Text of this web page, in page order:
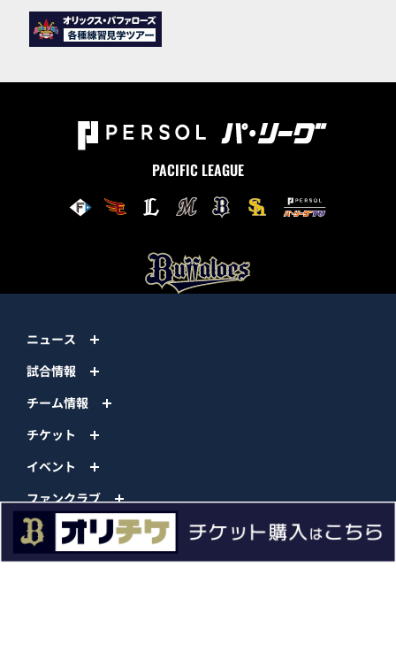
PACIFIC LEAGUE
ニュース
試合情報
チーム情報
チケット
イベント
ファンクラブ
グッズ
ファーム